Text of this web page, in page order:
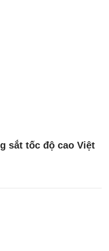
sắt tốc độ cao Việt